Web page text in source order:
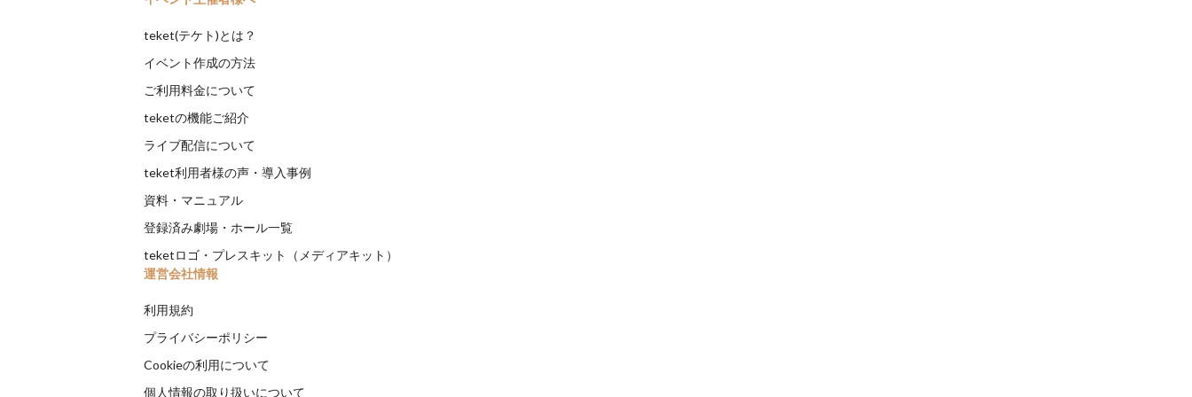
teket(テケト)とは？
イベント作成の方法
ご利用料金について
teketの機能ご紹介
ライブ配信について
teket利用者様の声・導入事例
資料・マニュアル
登録済み劇場・ホール一覧
teketロゴ・プレスキット（メディアキット）
運営会社情報
利用規約
プライバシーポリシー
Cookieの利用について
個人情報の取り扱いについて